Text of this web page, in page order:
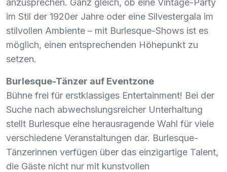
anzusprechen. Ganz gleich, ob eine Vintage-Party
im Stil der 1920er Jahre oder eine Silvestergala im
stilvollen Ambiente – mit Burlesque-Shows ist es
möglich, einen entsprechenden Höhepunkt zu
setzen.
Burlesque-Tänzer auf Eventzone
Bühne frei für erstklassiges Entertainment! Bei der
Suche nach abwechslungsreicher Unterhaltung
stellt Burlesque eine herausragende Wahl für viele
verschiedene Veranstaltungen dar. Burlesque-
Tänzerinnen verfügen über das einzigartige Talent,
die Gäste nicht nur mit kunstvollen